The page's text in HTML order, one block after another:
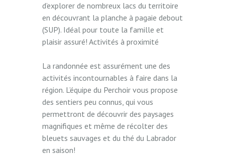
d’explorer de nombreux lacs du territoire
en découvrant la planche à pagaie debout
(SUP). Idéal pour toute la famille et
plaisir assuré! Activités à proximité
La randonnée est assurément une des
activités incontournables à faire dans la
région. L’équipe du Perchoir vous propose
des sentiers peu connus, qui vous
permettront de découvrir des paysages
magnifiques et même de récolter des
bleuets sauvages et du thé du Labrador
en saison!